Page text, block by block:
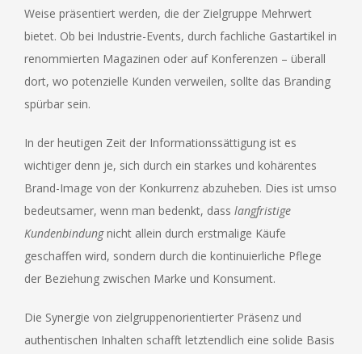
Weise präsentiert werden, die der Zielgruppe Mehrwert
bietet. Ob bei Industrie-Events, durch fachliche Gastartikel in
renommierten Magazinen oder auf Konferenzen – überall
dort, wo potenzielle Kunden verweilen, sollte das Branding
spürbar sein.
In der heutigen Zeit der Informationssättigung ist es
wichtiger denn je, sich durch ein starkes und kohärentes
Brand-Image von der Konkurrenz abzuheben. Dies ist umso
bedeutsamer, wenn man bedenkt, dass langfristige
Kundenbindungnicht allein durch erstmalige Käufe
geschaffen wird, sondern durch die kontinuierliche Pflege
der Beziehung zwischen Marke und Konsument.
Die Synergie von zielgruppenorientierter Präsenz und
authentischen Inhalten schafft letztendlich eine solide Basis